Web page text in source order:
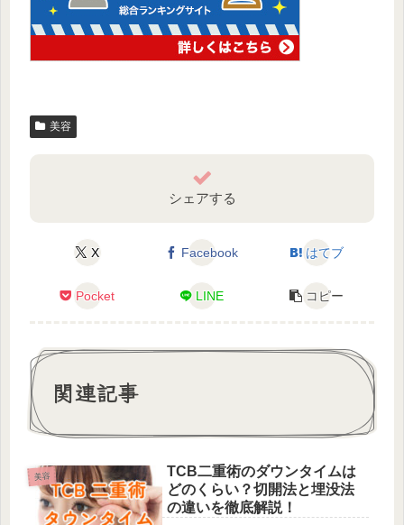
美容
シェアする
X Facebook はてブ
Pocket LINE コピー
関連記事
美容
TCB二重術のダウンタイムは
どのくらい？切開法と埋没法
の違いを徹底解説！